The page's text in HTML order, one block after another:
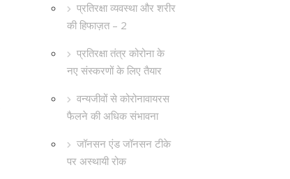
प्रतिरक्षा व्यवस्था और शरीर
की हिफाज़त – 2
प्रतिरक्षा तंत्र कोरोना के
नए संस्करणों के लिए तैयार
वन्यजीवों से कोरोनावायरस
फैलने की अधिक संभावना
जॉनसन एंड जॉनसन टीके
पर अस्थायी रोक